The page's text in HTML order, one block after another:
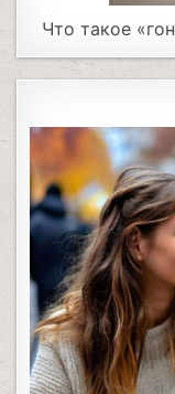
Что такое